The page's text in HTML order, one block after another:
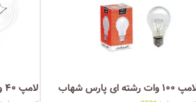
وات رشته ای پارس شهاب لامپ ۴۰ وات رشته ای پارس شهاب